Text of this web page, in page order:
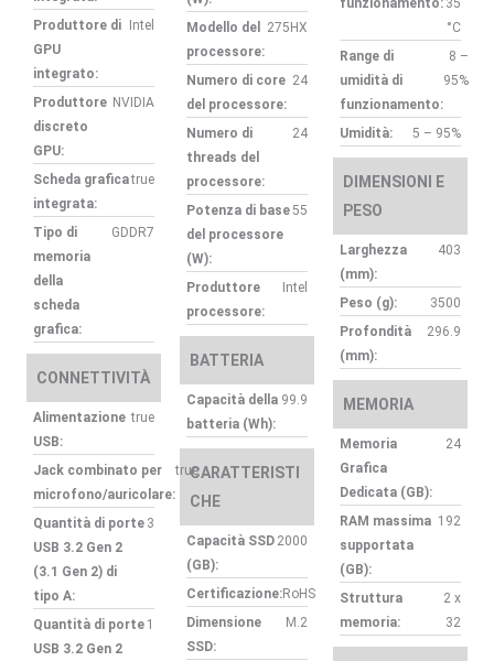
Produttore di
GPU
integrato:
Intel
Produttore
discreto
GPU:
NVIDIA
Scheda grafica
integrata:
true
Tipo di
memoria
della
scheda
grafica:
GDDR7
CONNETTIVITÀ
Alimentazione
USB:
true
Jack combinato per
microfono/auricolare:
true
Quantità di porte
USB 3.2 Gen 2
(3.1 Gen 2) di
tipo A:
3
Quantità di porte
USB 3.2 Gen 2
1
Modello del
processore:
275HX
Numero di core
del processore:
24
Numero di
threads del
processore:
24
Potenza di base
del processore
(W):
55
Produttore
processore:
Intel
BATTERIA
Capacità della
batteria (Wh):
99.9
CARATTERISTI
CHE
Capacità SSD
(GB):
2000
Certificazione:RoHS
Dimensione
SSD:
M.2
funzionamento: 35
°C
Range di
umidità di
funzionamento:
8 –
95%
Umidità: 5 – 95%
DIMENSIONI E
PESO
Larghezza
(mm):
403
Peso (g):
3500
Profondità
(mm):
296.9
MEMORIA
Memoria
Grafica
Dedicata (GB):
24
RAM massima
supportata
(GB):
192
Struttura
memoria:
2 x
32